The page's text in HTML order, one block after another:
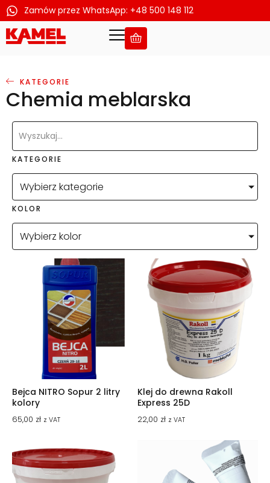
Przejdź
Zamów przez WhatsApp: +48 500 148 112
KATEGORIE
Chemia meblarska
KATEGORIE
Wybierz kategorie
KOLOR
Wybierz kolor
Bejca NITRO Sopur 2 litry
kolory
65,00 zł z VAT
Klej do drewna Rakoll
Express 25D
22,00 zł z VAT